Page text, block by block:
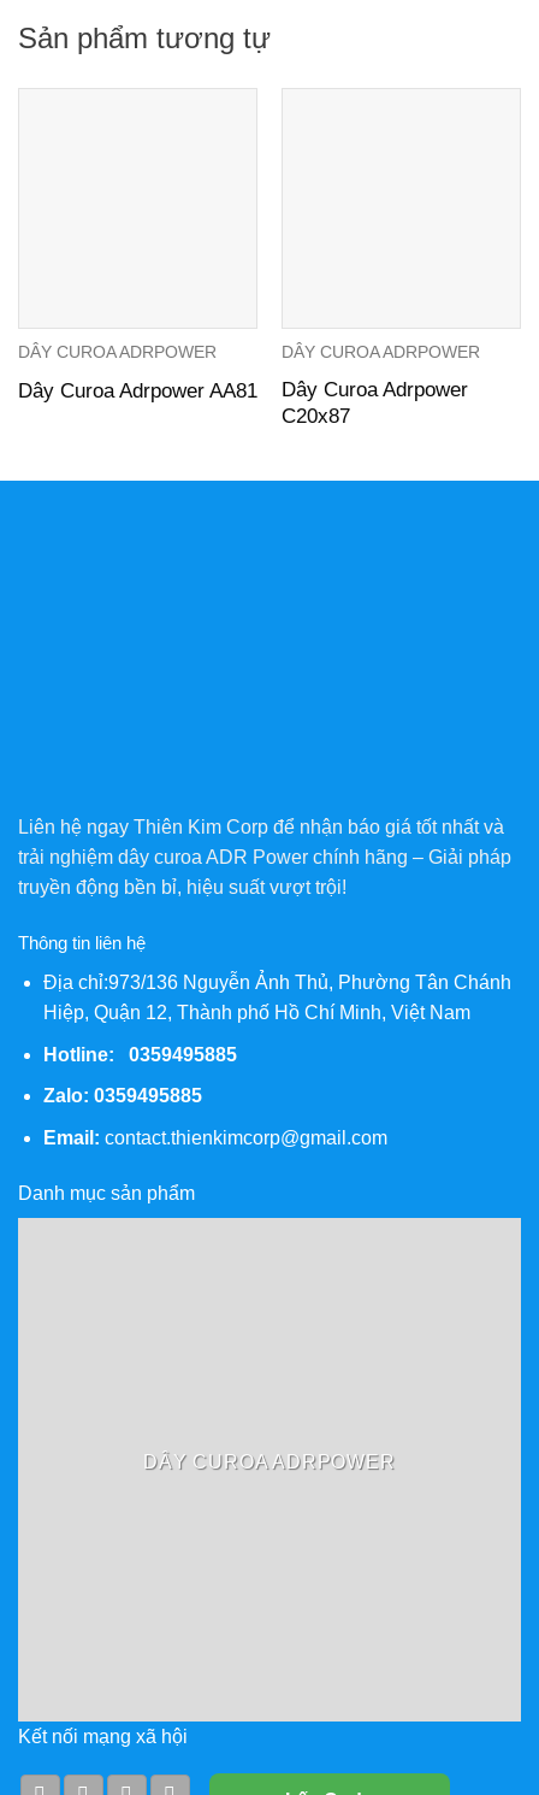
Sản phẩm tương tự
DÂY CUROA ADRPOWER
Dây Curoa Adrpower AA81
DÂY CUROA ADRPOWER
Dây Curoa Adrpower
C20x87
Liên hệ ngay Thiên Kim Corp để nhận báo giá tốt nhất và
trải nghiệm dây curoa ADR Power chính hãng – Giải pháp
truyền động bền bỉ, hiệu suất vượt trội!
Thông tin liên hệ
Địa chỉ:973/136 Nguyễn Ảnh Thủ, Phường Tân Chánh
Hiệp, Quận 12, Thành phố Hồ Chí Minh, Việt Nam
Hotline: 0359495885
Zalo: 0359495885
Email: contact.thienkimcorp@gmail.com
Danh mục sản phẩm
DÂY CUROA ADRPOWER
Kết nối mạng xã hội